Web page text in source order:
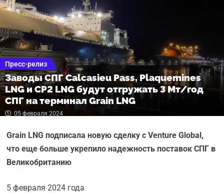
Пресс-релиз
Заводы СПГ Calcasieu Pass, Plaquemines
LNG и CP2 LNG будут отгружать 3 Мт/год
СПГ на терминал Grain LNG
05 февраля 2024
Grain LNG подписала новую сделку с Venture Global,
что еще больше укрепило надежность поставок СПГ в
Великобританию
5 февраля 2024 года